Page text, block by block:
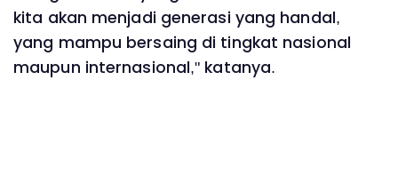
kita akan menjadi generasi yang handal,
yang mampu bersaing di tingkat nasional
maupun internasional," katanya.